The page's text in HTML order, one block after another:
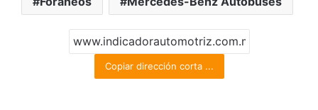
Copiar dirección corta ...